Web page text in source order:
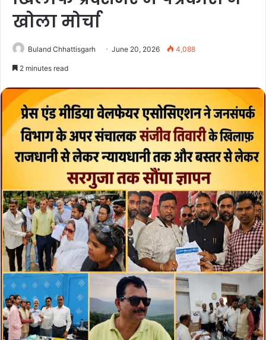
खोला मोर्चा
Buland Chhattisgarh June 20, 2026 4,088
2 minutes read